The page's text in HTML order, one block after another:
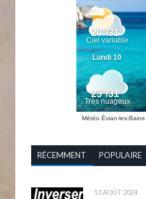
Météo Évian-les-Bains
RÉCEMMENT POPULAIRE
13 AOÛT 2024